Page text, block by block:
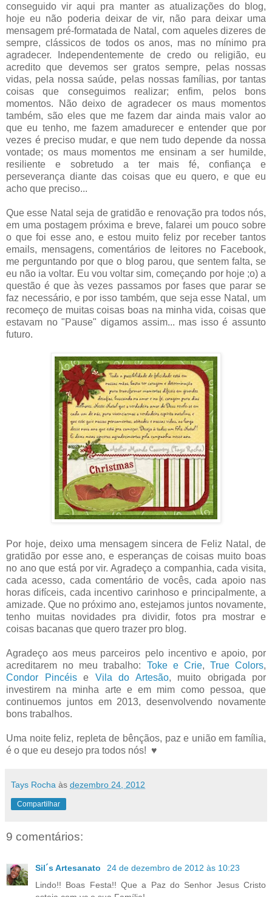
conseguido vir aqui pra manter as atualizações do blog,
hoje eu não poderia deixar de vir, não para deixar uma
mensagem pré-formatada de Natal, com aqueles dizeres de
sempre, clássicos de todos os anos, mas no mínimo pra
agradecer. Independentemente de credo ou religião, eu
acredito que devemos ser gratos sempre, pelas nossas
vidas, pela nossa saúde, pelas nossas famílias, por tantas
coisas que conseguimos realizar; enfim, pelos bons
momentos. Não deixo de agradecer os maus momentos
também, são eles que me fazem dar ainda mais valor ao
que eu tenho, me fazem amadurecer e entender que por
vezes é preciso mudar, e que nem tudo depende da nossa
vontade; os maus momentos me ensinam a ser humilde,
resiliente e sobretudo a ter mais fé, confiança e
perseverança diante das coisas que eu quero, e que eu
acho que preciso...
Que esse Natal seja de gratidão e renovação pra todos nós,
em uma postagem próxima e breve, falarei um pouco sobre
o que foi esse ano, e estou muito feliz por receber tantos
emails, mensagens, comentários de leitores no Facebook,
me perguntando por que o blog parou, que sentem falta, se
eu não ia voltar. Eu vou voltar sim, começando por hoje ;o) a
questão é que às vezes passamos por fases que parar se
faz necessário, e por isso também, que seja esse Natal, um
recomeço de muitas coisas boas na minha vida, coisas que
estavam no "Pause" digamos assim... mas isso é assunto
futuro.
Por hoje, deixo uma mensagem sincera de Feliz Natal, de
gratidão por esse ano, e esperanças de coisas muito boas
no ano que está por vir. Agradeço a companhia, cada visita,
cada acesso, cada comentário de vocês, cada apoio nas
horas difíceis, cada incentivo carinhoso e principalmente, a
amizade. Que no próximo ano, estejamos juntos novamente,
tenho muitas novidades pra dividir, fotos pra mostrar e
coisas bacanas que quero trazer pro blog.
Agradeço aos meus parceiros pelo incentivo e apoio, por
acreditarem no meu trabalho: Toke e Crie, True Colors,
Condor Pincéise Vila do Artesão, muito obrigada por
investirem na minha arte e em mim como pessoa, que
continuemos juntos em 2013, desenvolvendo novamente
bons trabalhos.
Uma noite feliz, repleta de bênçãos, paz e união em família,
é o que eu desejo pra todos nós! ♥
Tays Rocha às dezembro 24, 2012
Compartilhar
9 comentários:
Sil´s Artesanato
24 de dezembro de 2012 às 10:23
Lindo!! Boas Festa!! Que a Paz do Senhor Jesus Cristo